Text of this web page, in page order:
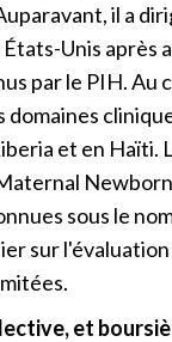
il a
Unis
par le PIH.
et en
sous le
sur
et